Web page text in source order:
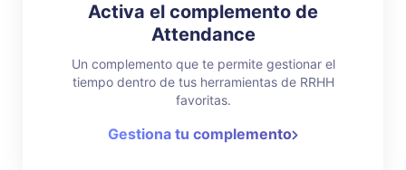
Activa el complemento de
Attendance
Un complemento que te permite gestionar el
tiempo dentro de tus herramientas de RRHH
favoritas.
Gestiona tu complemento